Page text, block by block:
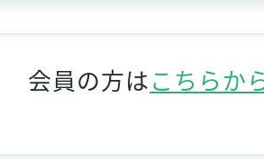
会員の方はこちらか